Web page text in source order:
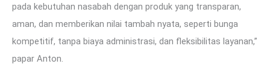
pada kebutuhan nasabah dengan produk yang transparan,
aman, dan memberikan nilai tambah nyata, seperti bunga
kompetitif, tanpa biaya administrasi, dan fleksibilitas layanan,”
papar Anton.